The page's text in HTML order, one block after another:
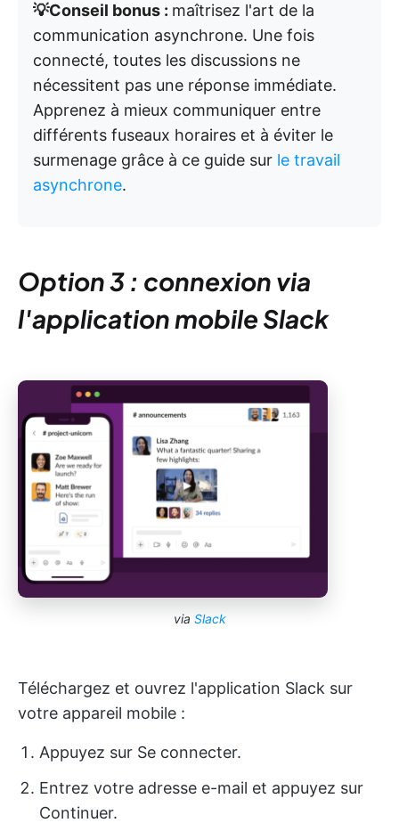
💡Conseil bonus : maîtrisez l'art de la
communication asynchrone. Une fois
connecté, toutes les discussions ne
nécessitent pas une réponse immédiate.
Apprenez à mieux communiquer entre
différents fuseaux horaires et à éviter le
surmenage grâce à ce guide sur le travail
asynchrone.
Option 3 : connexion via
l'application mobile Slack
via Slack
Téléchargez et ouvrez l'application Slack sur
votre appareil mobile :
Appuyez sur Se connecter.
Entrez votre adresse e-mail et appuyez sur
Continuer.